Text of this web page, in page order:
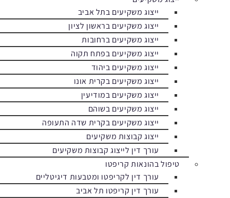
ייצוג משקיעים בתל אביב
ייצוג משקיעים בראשון לציון
ייצוג משקיעים ברחובות
ייצוג משקיעים בפתח תקוה
ייצוג משקיעים ביהוד
ייצוג משקיעים בקרית אונו
ייצוג משקיעים במודיעין
ייצוג משקיעים בשוהם
ייצוג משקיעים בקרית שדה התעופה
ייצוג קבוצות משקיעים
עורך דין לייצוג קבוצות משקיעים
טיפול בהונאות קריפטו
עורך דין לקריפטו ומטבעות דיגיטליים
עורך דין קריפטו תל אביב